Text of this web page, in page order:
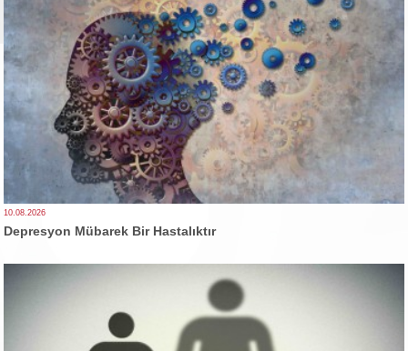
10.08.2026
Depresyon Mübarek Bir Hastalıktır